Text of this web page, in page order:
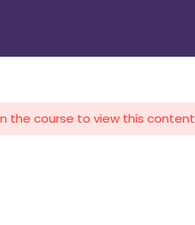
the course to view this content!